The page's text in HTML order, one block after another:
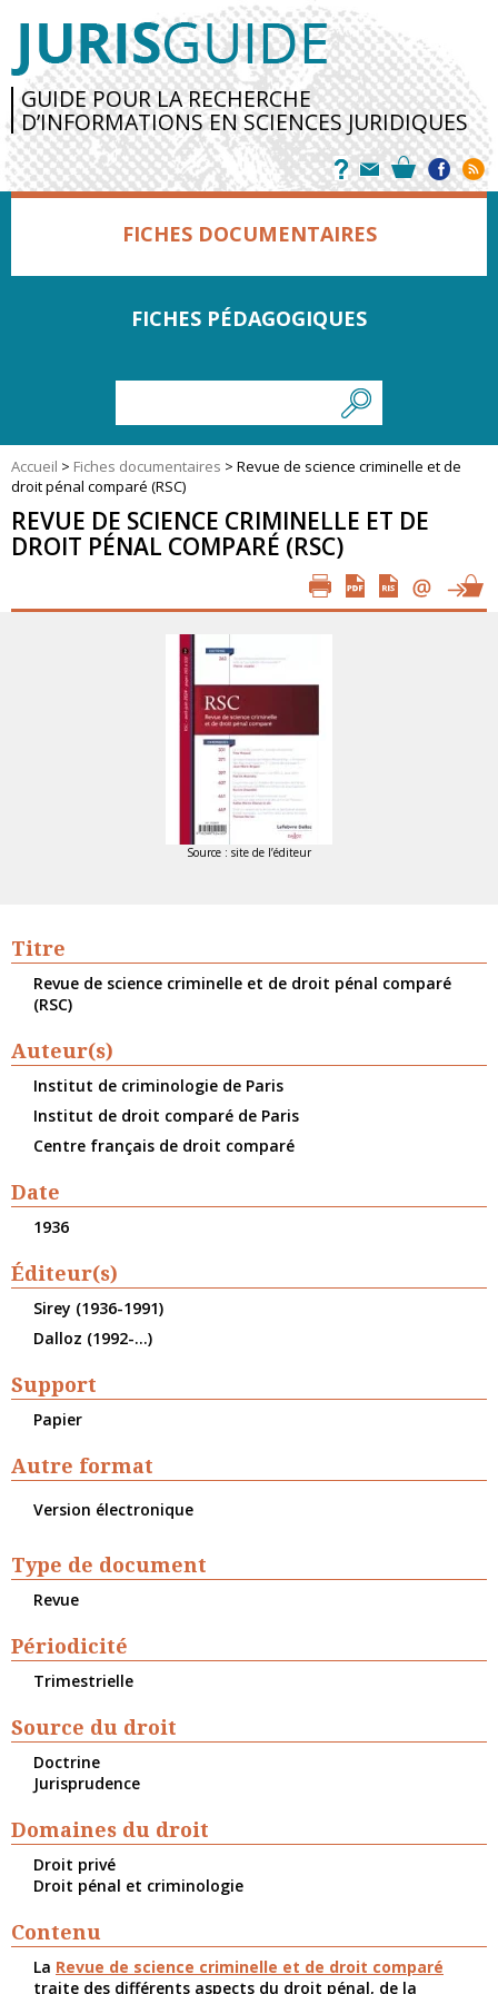
GUIDE POUR LA RECHERCHE
D’INFORMATIONS EN SCIENCES JURIDIQUES
FICHES DOCUMENTAIRES
FICHES PÉDAGOGIQUES
Accueil > Fiches documentaires > Revue de science criminelle et de
droit pénal comparé (RSC)
REVUE DE SCIENCE CRIMINELLE ET DE
DROIT PÉNAL COMPARÉ (RSC)
Source : site de l’éditeur
Titre
Revue de science criminelle et de droit pénal comparé
(RSC)
Auteur(s)
Institut de criminologie de Paris
Institut de droit comparé de Paris
Centre français de droit comparé
Date
1936
Éditeur(s)
Sirey (1936-1991)
Dalloz (1992-...)
Support
Papier
Autre format
Version électronique
Type de document
Revue
Périodicité
Trimestrielle
Source du droit
Doctrine
Jurisprudence
Domaines du droit
Droit privé
Droit pénal et criminologie
Contenu
La Revue de science criminelle et de droit comparé
traite des différents aspects du droit pénal, de la